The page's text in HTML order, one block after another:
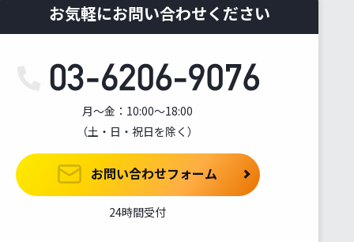
お気軽にお問い合わせください
月～金：10:00～18:00
（土・日・祝日を除く）
お問い合わせフォーム
24時間受付